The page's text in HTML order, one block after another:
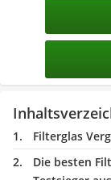
Filterglas
Die besten